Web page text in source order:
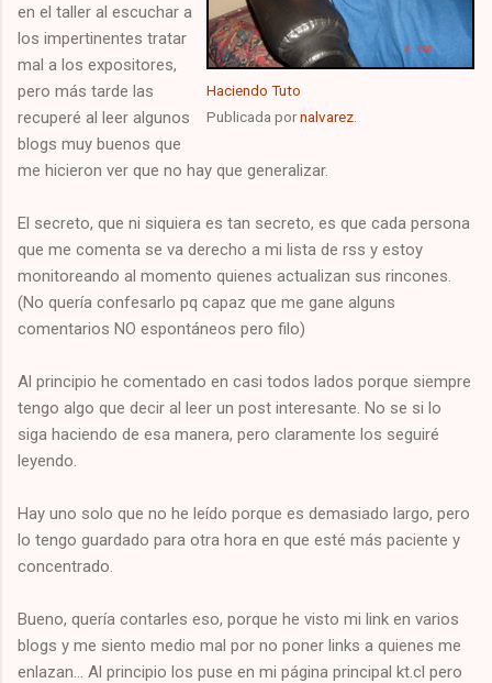
Haciendo Tuto
Publicada pornalvarez
en el taller al escuchar a
los impertinentes tratar
mal a los expositores,
pero más tarde las
recuperé al leer algunos
blogs muy buenos que
me hicieron ver que no hay que generalizar.
El secreto, que ni siquiera es tan secreto, es que cada persona
que me comenta se va derecho a mi lista de rss y estoy
monitoreando al momento quienes actualizan sus rincones.
(No quería confesarlo pq capaz que me gane alguns
comentarios NO espontáneos pero filo)
Al principio he comentado en casi todos lados porque siempre
tengo algo que decir al leer un post interesante. No se si lo
siga haciendo de esa manera, pero claramente los seguiré
leyendo.
Hay uno solo que no he leído porque es demasiado largo, pero
lo tengo guardado para otra hora en que esté más paciente y
concentrado.
Bueno, quería contarles eso, porque he visto mi link en varios
blogs y me siento medio mal por no poner links a quienes me
enlazan... Al principio los puse en mi página principal kt.cl pero